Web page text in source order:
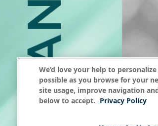
We’d love your help to
possible as you browse for your
site usage, improve navigation
below to accept. Privacy Policy